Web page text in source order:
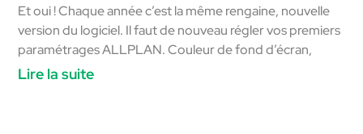
Et oui ! Chaque année c’est la même rengaine, nouvelle
version du logiciel. Il faut de nouveau régler vos premiers
paramétrages ALLPLAN. Couleur de fond d’écran,
Lire la suite